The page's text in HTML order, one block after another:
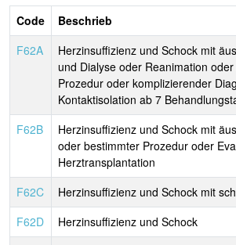
Code
Beschrieb
F62A
Herzinsuffizienz und Schock mit
und Dialyse oder Reanimation
Prozedur oder komplizierender
Kontaktisolation ab 7
F62B
Herzinsuffizienz und Schock mit
oder bestimmter Prozedur oder
Herztransplantation
F62C
Herzinsuffizienz und Schock mit
F62D
Herzinsuffizienz und Schock